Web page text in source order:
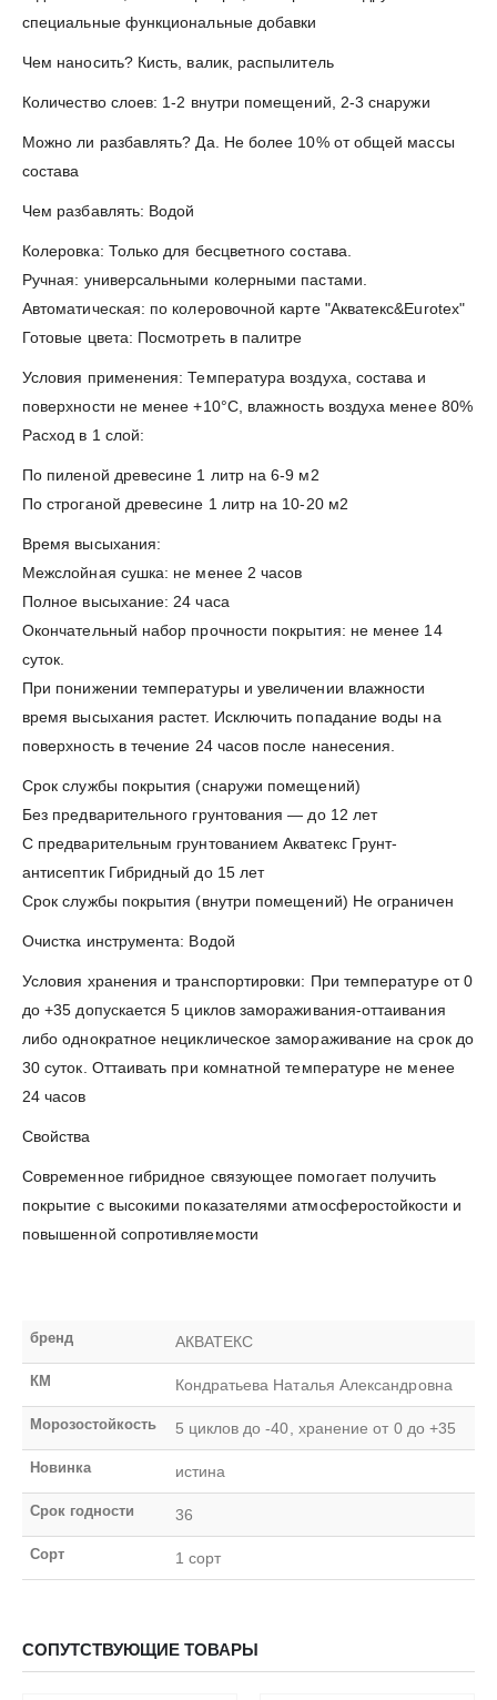
специальные функциональные добавки
Чем наносить? Кисть, валик, распылитель
Количество слоев: 1-2 внутри помещений, 2-3 снаружи
Можно ли разбавлять? Да. Не более 10% от общей массы
состава
Чем разбавлять: Водой
Колеровка: Только для бесцветного состава.
Ручная: универсальными колерными пастами.
Автоматическая: по колеровочной карте "Акватекс&Eurotex"
Готовые цвета: Посмотреть в палитре
Условия применения: Температура воздуха, состава и
поверхности не менее +10°C, влажность воздуха менее 80%
Расход в 1 слой:
По пиленой древесине 1 литр на 6-9 м2
По строганой древесине 1 литр на 10-20 м2
Время высыхания:
Межслойная сушка: не менее 2 часов
Полное высыхание: 24 часа
Окончательный набор прочности покрытия: не менее 14
суток.
При понижении температуры и увеличении влажности
время высыхания растет. Исключить попадание воды на
поверхность в течение 24 часов после нанесения.
Срок службы покрытия (снаружи помещений)
Без предварительного грунтования — до 12 лет
С предварительным грунтованием Акватекс Грунт-
антисептик Гибридный до 15 лет
Срок службы покрытия (внутри помещений) Не ограничен
Очистка инструмента: Водой
Условия хранения и транспортировки: При температуре от 0
до +35 допускается 5 циклов замораживания-оттаивания
либо однократное нециклическое замораживание на срок до
30 суток. Оттаивать при комнатной температуре не менее
24 часов
Свойства
Современное гибридное связующее помогает получить
покрытие с высокими показателями атмосферостойкости и
повышенной сопротивляемости
бренд АКВАТЕКС
КМ Кондратьева Наталья Александровна
Морозостойкость 5 циклов до -40, хранение от 0 до +35
Новинка истина
Срок годности 36
Сорт 1 сорт
СОПУТСТВУЮЩИЕ ТОВАРЫ